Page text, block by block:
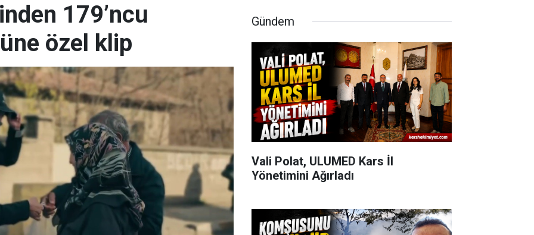
179’ncu
özel klip
Gündem
Vali Polat, ULUMED Kars İl
Yönetimini Ağırladı